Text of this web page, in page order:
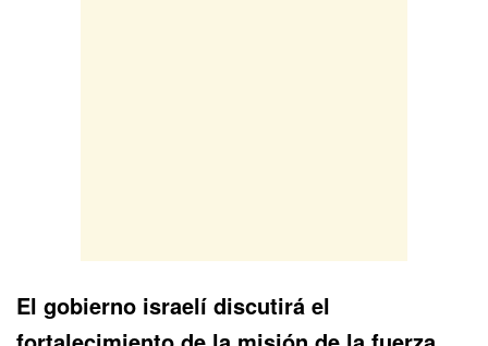
El gobierno israelí discutirá el